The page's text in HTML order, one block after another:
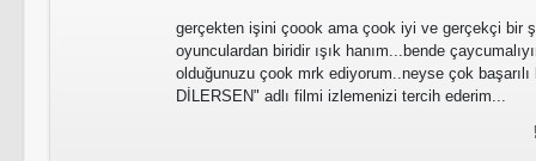
gerçekten işini çoook ama çook iyi ve gerçekçi bir
oyunculardan biridir ışık hanım...bende
olduğunuzu çook mrk ediyorum..neyse çok
DİLERSEN" adlı filmi izlemenizi tercih ederim...